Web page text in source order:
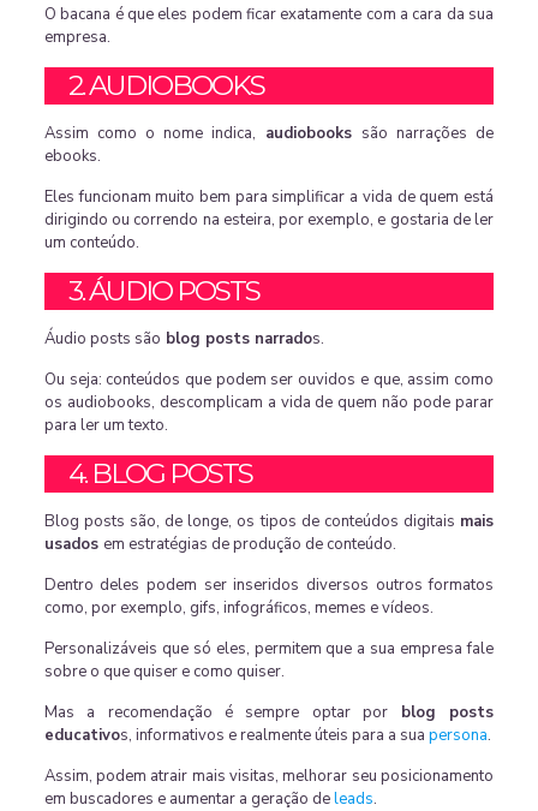
O bacana é que eles podem ficar exatamente com a cara da sua
empresa.
2. AUDIOBOOKS
Assim como o nome indica, audiobooks são narrações de
ebooks.
Eles funcionam muito bem para simplificar a vida de quem está
dirigindo ou correndo na esteira, por exemplo, e gostaria de ler
um conteúdo.
3. ÁUDIO POSTS
Áudio posts são blog posts narrados.
Ou seja: conteúdos que podem ser ouvidos e que, assim como
os audiobooks, descomplicam a vida de quem não pode parar
para ler um texto.
4. BLOG POSTS
Blog posts são, de longe, os tipos de conteúdos digitais mais
usados em estratégias de produção de conteúdo.
Dentro deles podem ser inseridos diversos outros formatos
como, por exemplo, gifs, infográficos, memes e vídeos.
Personalizáveis que só eles, permitem que a sua empresa fale
sobre o que quiser e como quiser.
Mas a recomendação é sempre optar por blog posts
educativos, informativos e realmente úteis para a sua persona.
Assim, podem atrair mais visitas, melhorar seu posicionamento
em buscadores e aumentar a geração deleads.